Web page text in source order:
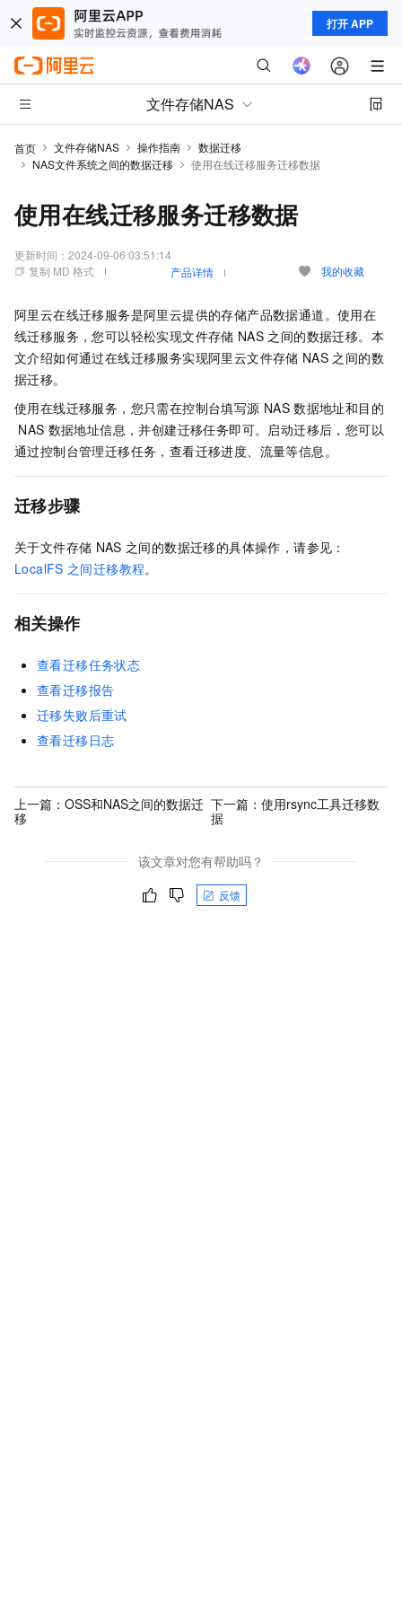
打开 APP
文件存储NAS
首页 文件存储NAS 操作指南
数据迁移
NAS文件系统之间的数据迁移
使用在线迁移服务迁移数据
使用在线迁移服务迁移数据
更新时间： 2024-09-06 03:51:14
复制 MD 格式
产品详情 我的收藏
阿里云在线迁移服务是阿里云提供的存储产品数据通道。使用在
线迁移服务，您可以轻松实现文件存储 NAS 之间的数据迁移。本
文介绍如何通过在线迁移服务实现阿里云文件存储 NAS 之间的数
据迁移。
使用在线迁移服务，您只需在控制台填写源 NAS 数据地址和目的
NAS 数据地址信息，并创建迁移任务即可。启动迁移后，您可以
通过控制台管理迁移任务，查看迁移进度、流量等信息。
迁移步骤
关于文件存储 NAS 之间的数据迁移的具体操作，请参见：
LocalFS 之间迁移教程。
相关操作
查看迁移任务状态
查看迁移报告
迁移失败后重试
查看迁移日志
上一篇： OSS和NAS之间的数据迁
移
下一篇：使用rsync工具迁移数
据
该文章对您有帮助吗？
反馈